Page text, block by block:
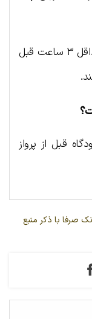
۳ ساعت قبل
.
قبل از پرواز
صرفا با ذکر منبع